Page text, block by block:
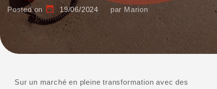
Posted on date_range 19/06/2024 par Marion
Sur un marché en pleine transformation avec des